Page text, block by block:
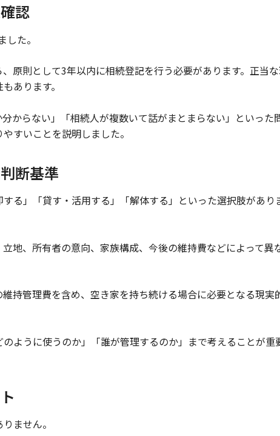
認
た。
原則として3年以内に相続登記を行う必要があります。正当
あります。
からない」「相続人が複数いて話がまとまらない」といった
すいことを説明しました。
断基準
る」「貸す・活用する」「解体する」といった選択肢があり
地、所有者の意向、家族構成、今後の維持費などによって異
持管理費を含め、空き家を持ち続ける場合に必要となる現実
ように使うのか」「誰が管理するのか」まで考えることが重
ません。